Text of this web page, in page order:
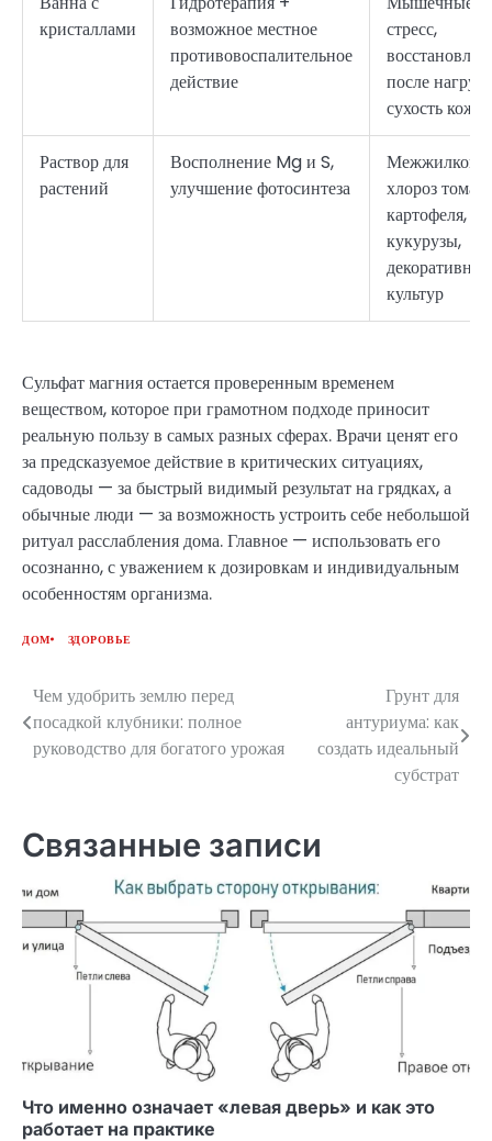
кристаллами
возможное местное
противовоспалительное
действие
стресс,
после
сухость кожи
Раствор для
растений
Восполнение Mg и S,
улучшение фотосинтеза
хлороз
картофеля,
кукурузы,
декоративных
культур
Сульфат магния остается проверенным временем
веществом, которое при грамотном подходе приносит
реальную пользу в самых разных сферах. Врачи ценят его
за предсказуемое действие в критических ситуациях,
садоводы — за быстрый видимый результат на грядках, а
обычные люди — за возможность устроить себе небольшой
ритуал расслабления дома. Главное — использовать его
осознанно, с уважением к дозировкам и индивидуальным
особенностям организма.
ДОМ ЗДОРОВЬЕ
Навигация
по
Чем удобрить землю перед
посадкой клубники: полное
руководство для богатого урожая
Грунт для
антуриума: как
создать идеальный
субстрат
Связанные записи
Что именно означает «левая дверь» и как это
работает на практике